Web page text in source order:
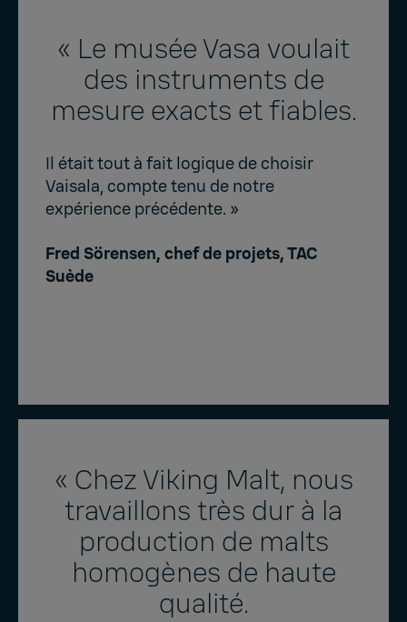
« Le musée Vasa voulait
des instruments de
mesure exacts et fiables.
Il était tout à fait logique de choisir
Vaisala, compte tenu de notre
expérience précédente. »
Fred Sörensen, chef de projets, TAC
Suède
« Chez Viking Malt, nous
travaillons très dur à la
production de malts
homogènes de haute
qualité.